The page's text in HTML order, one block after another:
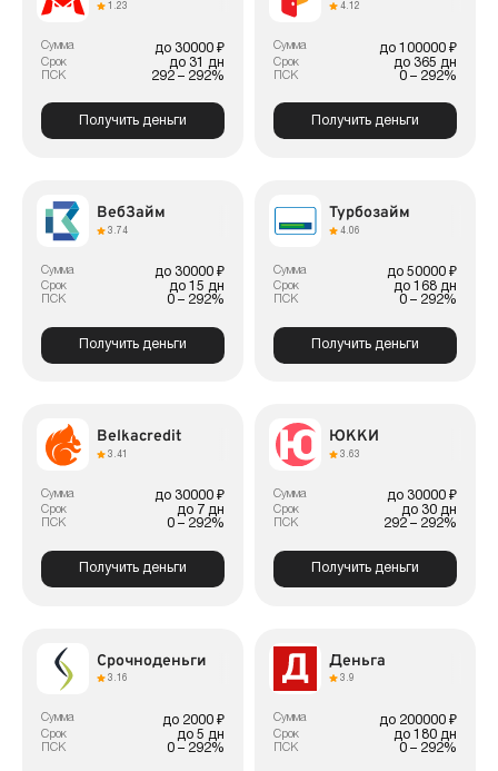
1.23
Сумма до 30000 ₽
Срок до 31 дн
ПСК 292 – 292%
Получить деньги
4.12
Сумма до 100000 ₽
Срок до 365 дн
ПСК 0 – 292%
Получить деньги
ВебЗайм
3.74
Сумма до 30000 ₽
Срок до 15 дн
ПСК 0 – 292%
Получить деньги
Турбозайм
4.06
Сумма до 50000 ₽
Срок до 168 дн
ПСК 0 – 292%
Получить деньги
Belkacredit
3.41
Сумма до 30000 ₽
Срок до 7 дн
ПСК 0 – 292%
Получить деньги
ЮККИ
3.63
Сумма до 30000 ₽
Срок до 30 дн
ПСК 292 – 292%
Получить деньги
Срочноденьги
3.16
Сумма до 2000 ₽
Срок до 5 дн
ПСК 0 – 292%
Деньга
3.9
Сумма до 200000 ₽
Срок до 180 дн
ПСК 0 – 292%